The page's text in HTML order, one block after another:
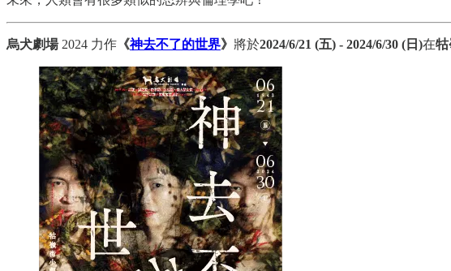
烏犬劇場2024 力作 《神去不了的世界》 將於2024/6/21 (五) - 2024/6/30 (日)在牯